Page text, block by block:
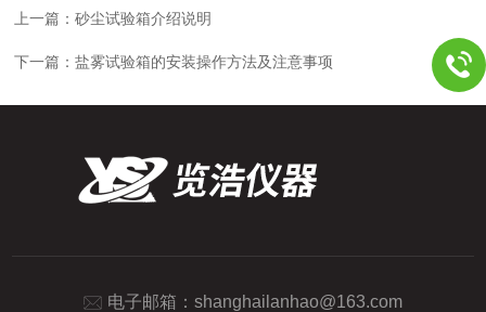
上一篇：砂尘试验箱介绍说明
下一篇：盐雾试验箱的安装操作方法及注意事项
电子邮箱： shanghailanhao@163.com